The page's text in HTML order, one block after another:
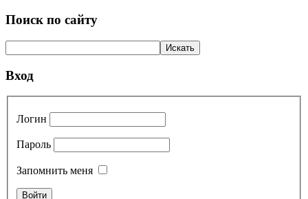
Поиск по сайту
Вход
Логин
Пароль
Запомнить меня